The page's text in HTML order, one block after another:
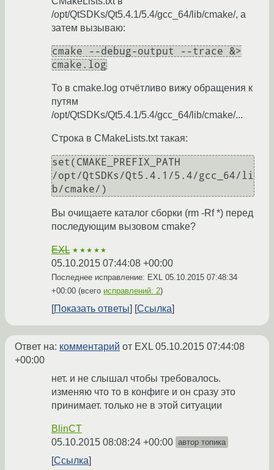
/opt/QtSDKs/Qt5.4.1/5.4/gcc_64/lib/cmake/, а
затем вызываю:
cmake --debug-output --trace &>
cmake.log
То в cmake.log отчётливо вижу обращения к
путям
/opt/QtSDKs/Qt5.4.1/5.4/gcc_64/lib/cmake/...
Строка в CMakeLists.txt такая:
set(CMAKE_PREFIX_PATH
/opt/QtSDKs/Qt5.4.1/5.4/gcc_64/li
b/cmake/)
Вы очищаете каталог сборки (rm -Rf *) перед
последующим вызовом cmake?
EXL ★★★★★
05.10.2015 07:44:08 +00:00
Последнее исправление: EXL 05.10.2015 07:48:34
+00:00 (всего исправлений: 2)
Показать ответы Ссылка
Ответ на: комментарий от EXL05.10.2015 07:44:08
+00:00
нет. и не слышал чтобы требовалось.
изменяю что то в конфиге и он сразу это
принимает. только не в этой ситуации
BlinCT
05.10.2015 08:08:24 +00:00 автор топика
Ссылка